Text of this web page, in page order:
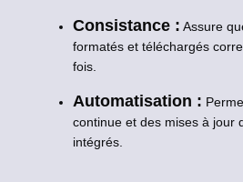
Consistance : Assure
formatés et téléchargés
fois.
Automatisation :
continue et des mises à jour
intégrés.